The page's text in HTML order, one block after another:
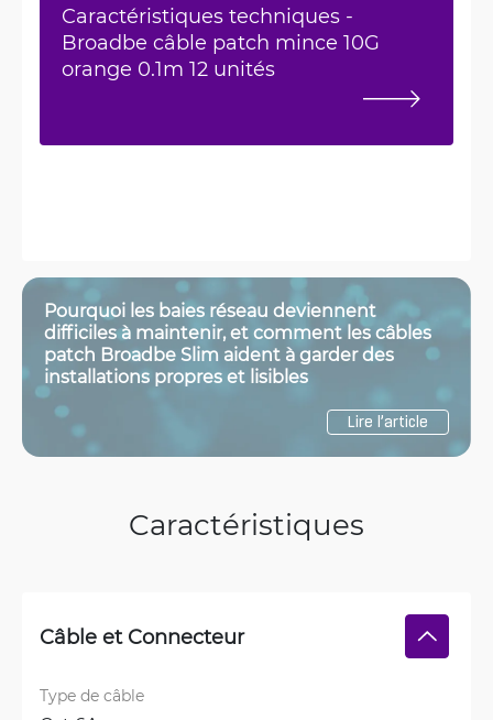
Caractéristiques techniques -
Broadbe câble patch mince 10G
orange 0.1m 12 unités
Pourquoi les baies réseau deviennent
difficiles à maintenir, et comment les câbles
patch Broadbe Slim aident à garder des
installations propres et lisibles
Lire l’article
Caractéristiques
Câble et Connecteur
Type de câble